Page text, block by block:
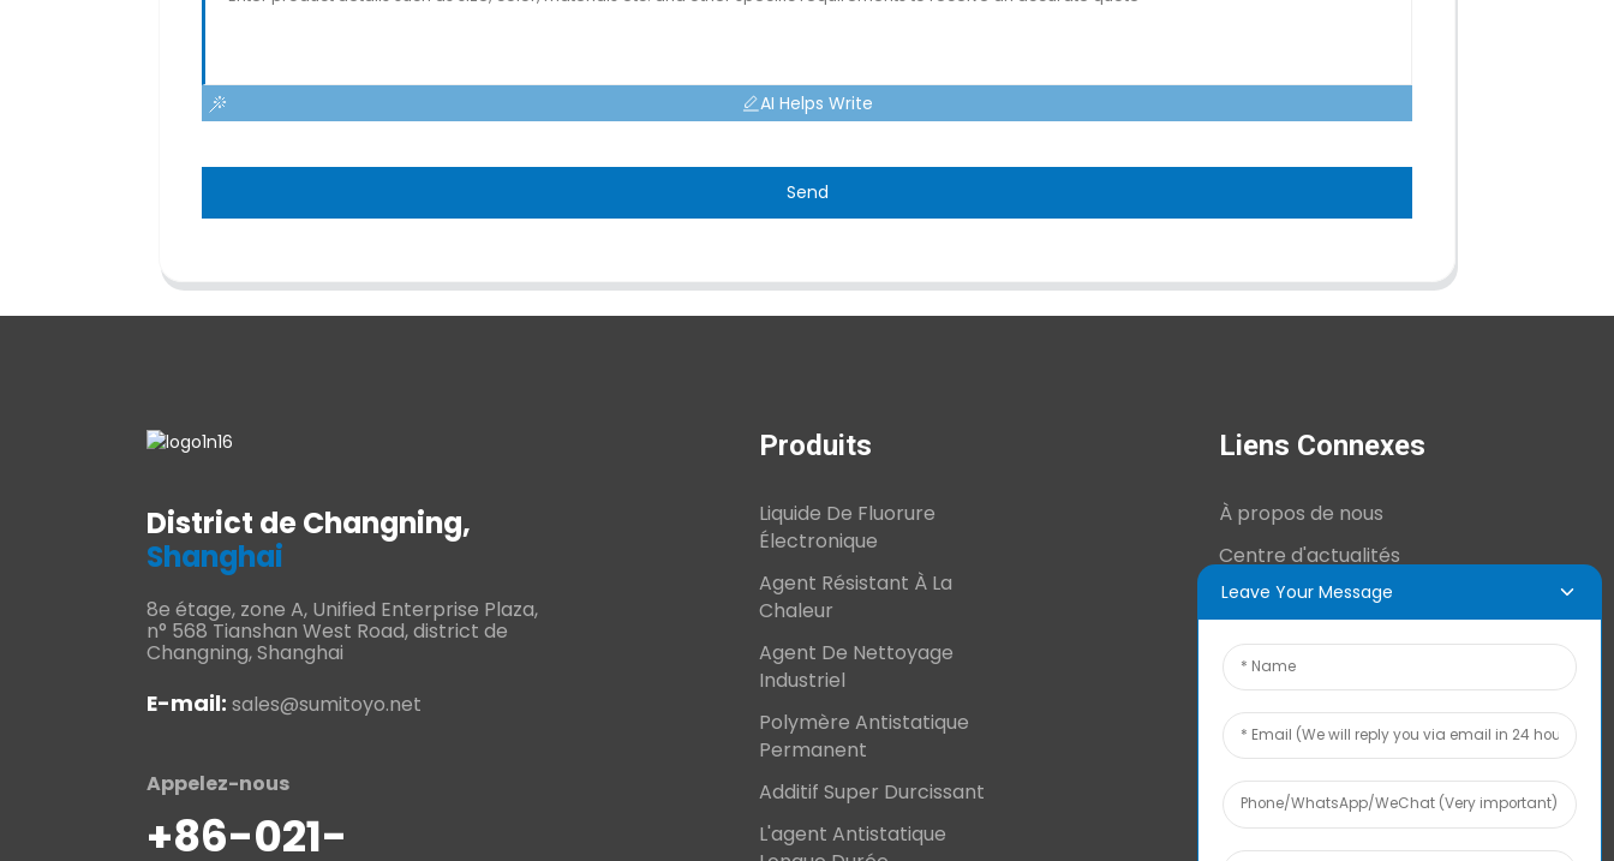
AI Helps Write
Send
District de Changning,
Shanghai
8e étage, zone A, Unified Enterprise Plaza,
n° 568 Tianshan West Road, district de
Changning, Shanghai
E-mail: sales@sumitoyo.net
Appelez-nous
+86-021-
Produits
Liquide De Fluorure
Électronique
Agent Résistant À La
Chaleur
Agent De Nettoyage
Industriel
Polymère Antistatique
Permanent
Additif Super Durcissant
L'agent Antistatique
Liens Connexes
À propos de nous
Centre d'actualités
Informations techniques
Contactez-nous
Leave Your Message